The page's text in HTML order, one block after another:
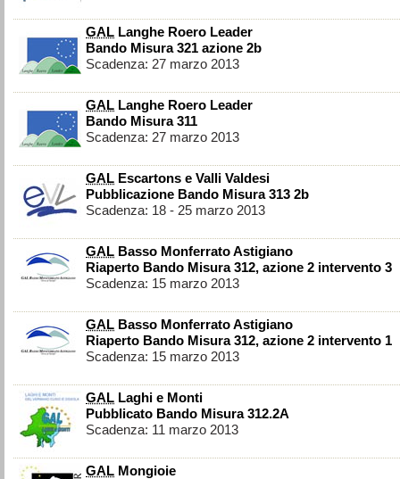
GAL Langhe Roero Leader
Bando Misura 321 azione 2b
Scadenza: 27 marzo 2013
GAL Langhe Roero Leader
Bando Misura 311
Scadenza: 27 marzo 2013
GAL Escartons e Valli Valdesi
Pubblicazione Bando Misura 313 2b
Scadenza: 18 - 25 marzo 2013
GAL Basso Monferrato Astigiano
Riaperto Bando Misura 312, azione 2 intervento 3
Scadenza: 15 marzo 2013
GAL Basso Monferrato Astigiano
Riaperto Bando Misura 312, azione 2 intervento 1
Scadenza: 15 marzo 2013
GAL Laghi e Monti
Pubblicato Bando Misura 312.2A
Scadenza: 11 marzo 2013
GAL Mongioie